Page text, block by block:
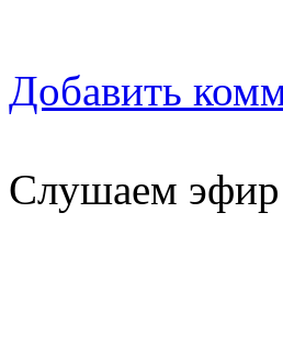
Добавить
Слушаем эфир